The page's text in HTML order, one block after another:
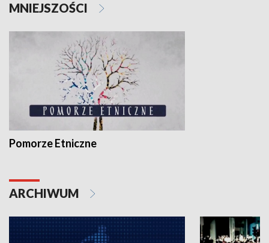
MNIEJSZOŚCI
Pomorze Etniczne
ARCHIWUM